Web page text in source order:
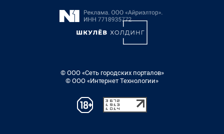
© ООО «Сеть городских порталов»
© ООО «Интернет Технологии»